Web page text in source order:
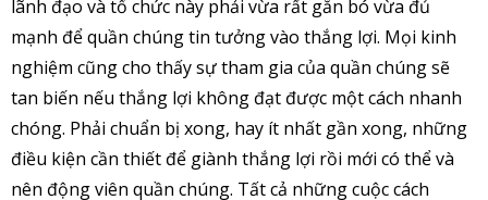
lãnh đạo và tổ chức này phải vừa rất gắn bó vừa đủ
mạnh để quần chúng tin tưởng vào thắng lợi. Mọi kinh
nghiệm cũng cho thấy sự tham gia của quần chúng sẽ
tan biến nếu thắng lợi không đạt được một cách nhanh
chóng. Phải chuẩn bị xong, hay ít nhất gần xong, những
điều kiện cần thiết để giành thắng lợi rồi mới có thể và
nên động viên quần chúng. Tất cả những cuộc cách